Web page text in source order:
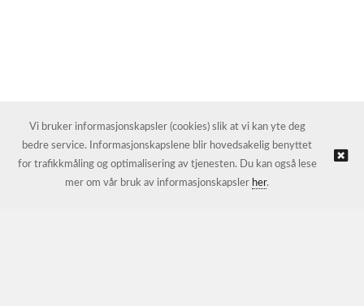
Vi bruker informasjonskapsler (cookies) slik at vi kan yte deg
bedre service. Informasjonskapslene blir hovedsakelig benyttet
for trafikkmåling og optimalisering av tjenesten. Du kan også lese
mer om vår bruk av informasjonskapsler her.